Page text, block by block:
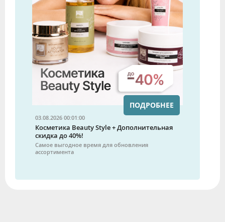
03.08.2026 00:01:00
Косметика Beauty Style + Дополнительная
скидка до 40%!
Самое выгодное время для обновления
ассортимента
ПОДРОБНЕЕ